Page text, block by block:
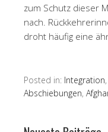
zum Schutz dieser
nach.
droht häufig eine
Posted in: Integration,
Abschiebungen,